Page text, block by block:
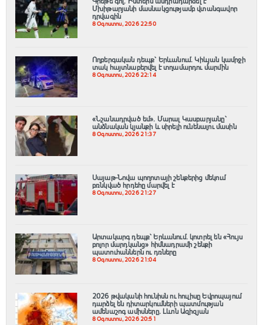
Մխիթարյանի մասնակցությամբ վտանգավոր
դրվագին
8 Օգոստոս, 2026 22:50
Ողբերգական դեպք՝ Երևանում․ Կիևյան կամրջի
տակ հայտնաբերվել է տղամարդու մարմին
8 Օգոստոս, 2026 22:14
«Նշանադրված եմ». Մարալ Կասբարյանը՝
անձնական կյանքի և սիրելի ունենալու մասին
8 Օգոստոս, 2026 21:37
Սայաթ-Նովա պողոտայի շենքերից մեկում
բռնկված հրդեհը մարվել է
8 Օգոստոս, 2026 21:27
Արտակարգ դեպք՝ Երևանում․ կոտրել են «Հույս
բոլոր մարդկանց» հիմնադրամի շենքի
պատուհաններն ու դռները
8 Օգոստոս, 2026 21:04
2026 թվականի հունիսն ու հուլիսը Եվրոպայում
դարձել են դիտարկումների պատմության
ամենաշոգ ամիսները․ Լևոն Ազիզյան
8 Օգոստոս, 2026 20:51